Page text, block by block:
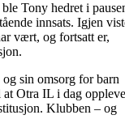
Tony hedret i
innsats. Igjen
vært, og fortsatt er,
sin omsorg for barn
Otra IL i dag
Klubben – og